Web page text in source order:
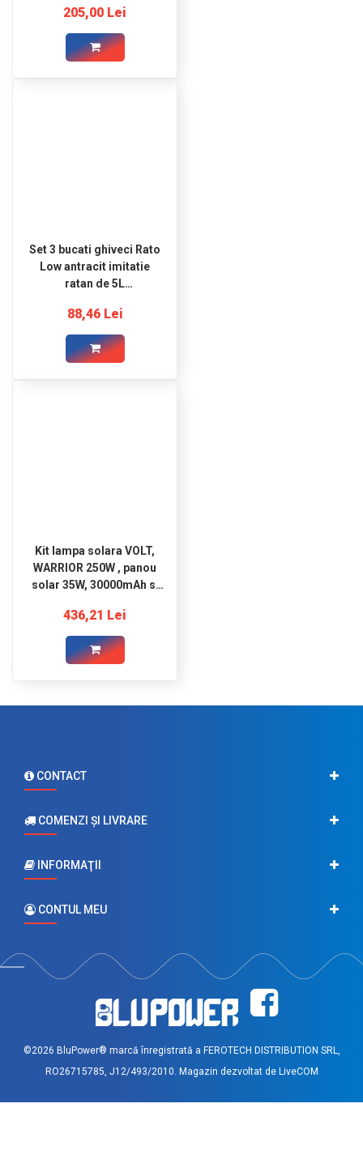
si senzor de miscare
205,00 Lei
Set 3 bucati ghiveci Rato
Low antracit imitatie
ratan de 5L
Prosperplast
88,46 Lei
Kit lampa solara VOLT,
WARRIOR 250W , panou
solar 35W, 30000mAh si
436,21 Lei
CONTACT
COMENZI ŞI LIVRARE
INFORMAŢII
CONTUL MEU
©2026 BluPower® marcă înregistrată a FEROTECH DISTRIBUTION SRL,
RO26715785, J12/493/2010. Magazin dezvoltat de LiveCOM